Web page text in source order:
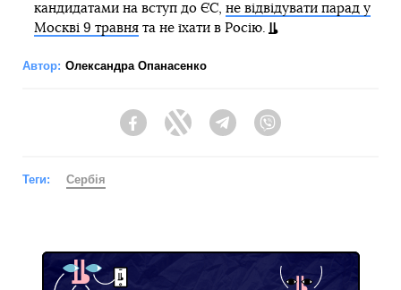
кандидатами на вступ до ЄС, не відвідувати парад у
Москві 9 травнята не їхати в Росію.
Автор: Олександра Опанасенко
FacebookTwitter Telegram
Теги: Сербія